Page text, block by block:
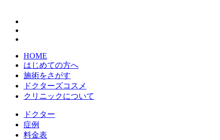
HOME
はじめての方へ
施術をさがす
ドクターズコスメ
クリニックについて
ドクター
症例
料金表